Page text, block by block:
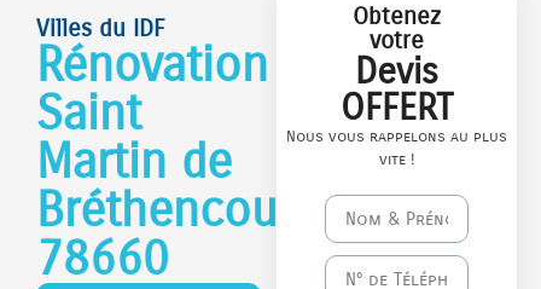
Villes du IDF
Rénovation
Saint
Martin de
Bréthencourt
78660
Obtenez
votre
Devis
OFFERT
Nous vous rappelons au plus
vite !